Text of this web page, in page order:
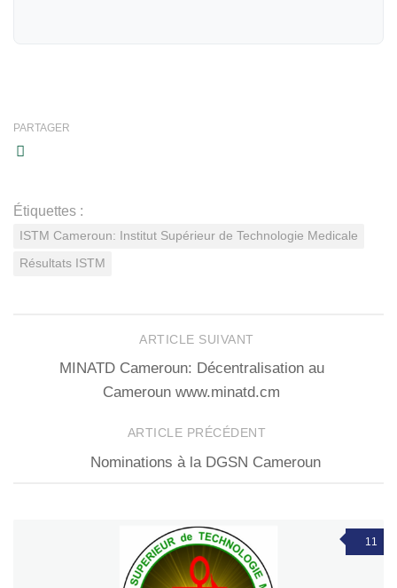
PARTAGER
Étiquettes :
ISTM Cameroun: Institut Supérieur de Technologie Medicale
Résultats ISTM
ARTICLE SUIVANT
MINATD Cameroun: Décentralisation au
Cameroun www.minatd.cm
ARTICLE PRÉCÉDENT
Nominations à la DGSN Cameroun
11